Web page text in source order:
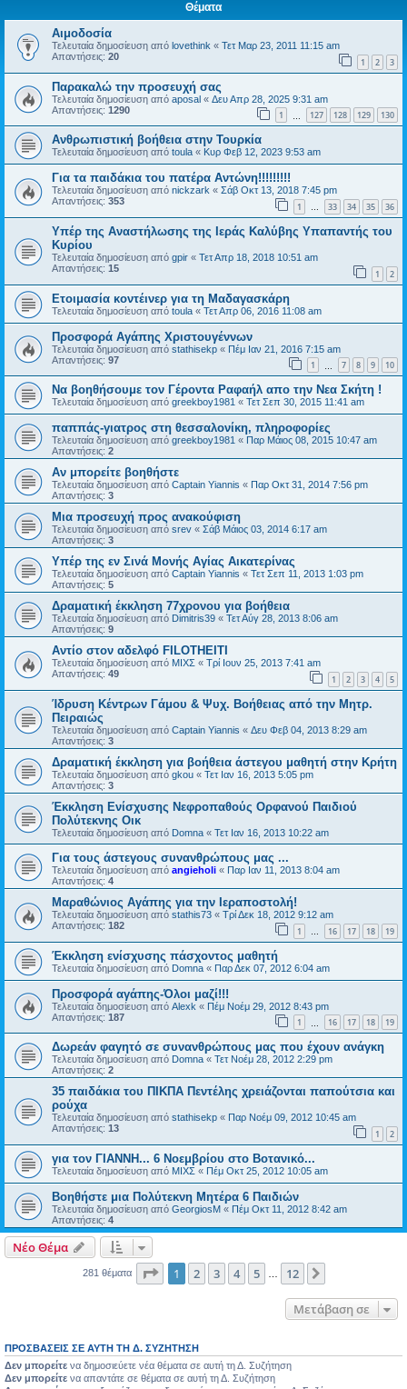
Θέματα
Αιμοδοσία
Τελευταία δημοσίευση από lovethink « Τετ Μαρ 23, 2011 11:15 am
Απαντήσεις: 20 1 2 3
Παρακαλώ την προσευχή σας
Τελευταία δημοσίευση από aposal « Δευ Απρ 28, 2025 9:31 am
Απαντήσεις: 1290 1 127 128 129 130
Ανθρωπιστική βοήθεια στην Τουρκία
Τελευταία δημοσίευση από toula « Κυρ Φεβ 12, 2023 9:53 am
Για τα παιδάκια του πατέρα Αντώνη!!!!!!!!!
Τελευταία δημοσίευση από nickzark « Σάβ Οκτ 13, 2018 7:45 pm
Απαντήσεις: 353 1 … 33 34 35 36
Υπέρ της Αναστήλωσης της Ιεράς Καλύβης Υπαπαντής του
Κυρίου
Τελευταία δημοσίευση από gpir « Τετ Απρ 18, 2018 10:51 am
Απαντήσεις: 15 1 2
Ετοιμασία κοντέινερ για τη Μαδαγασκάρη
Τελευταία δημοσίευση από toula « Τετ Απρ 06, 2016 11:08 am
Προσφορά Αγάπης Χριστουγέννων
Τελευταία δημοσίευση από stathisekp « Πέμ Ιαν 21, 2016 7:15 am
Απαντήσεις: 97 1 7 8 9 10
Να βοηθήσουμε τον Γέροντα Ραφαήλ απο την Νεα Σκήτη !
Τελευταία δημοσίευση από greekboy1981 « Τετ Σεπ 30, 2015 11:41 am
παππάς-γιατρος στη θεσσαλονίκη, πληροφορίες
Τελευταία δημοσίευση από greekboy1981 « Παρ Μάιος 08, 2015 10:47 am
Απαντήσεις: 2
Αν μπορείτε βοηθήστε
Τελευταία δημοσίευση από Captain Yiannis « Παρ Οκτ 31, 2014 7:56 pm
Απαντήσεις: 3
Μια προσευχή προς ανακούφιση
Τελευταία δημοσίευση από srev « Σάβ Μάιος 03, 2014 6:17 am
Απαντήσεις: 3
Υπέρ της εν Σινά Μονής Αγίας Αικατερίνας
Τελευταία δημοσίευση από Captain Yiannis « Τετ Σεπ 11, 2013 1:03 pm
Απαντήσεις: 5
Δραματική έκκληση 77χρονου για βοήθεια
Τελευταία δημοσίευση από Dimitris39 « Τετ Αύγ 28, 2013 8:06 am
Απαντήσεις: 9
Αντίο στον αδελφό FILOTHEITI
Τελευταία δημοσίευση από ΜΙΧΣ « Τρί Ιουν 25, 2013 7:41 am
Απαντήσεις: 49 1 2 3 4 5
Ίδρυση Κέντρων Γάμου & Ψυχ. Βοήθειας από την Μητρ.
Πειραιώς
Τελευταία δημοσίευση από Captain Yiannis « Δευ Φεβ 04, 2013 8:29 am
Απαντήσεις: 3
Δραματική έκκληση για βοήθεια άστεγου μαθητή στην Κρήτη
Τελευταία δημοσίευση από gkou « Τετ Ιαν 16, 2013 5:05 pm
Απαντήσεις: 3
Έκκληση Ενίσχυσης Νεφροπαθούς Ορφανού Παιδιού
Πολύτεκνης Οικ
Τελευταία δημοσίευση από Domna « Τετ Ιαν 16, 2013 10:22 am
Για τους άστεγους συνανθρώπους μας ...
Τελευταία δημοσίευση από angieholi « Παρ Ιαν 11, 2013 8:04 am
Απαντήσεις: 4
Μαραθώνιος Αγάπης για την Ιεραποστολή!
Τελευταία δημοσίευση από stathis73 « Τρί Δεκ 18, 2012 9:12 am
Απαντήσεις: 182 1 … 16 17 18 19
Έκκληση ενίσχυσης πάσχοντος μαθητή
Τελευταία δημοσίευση από Domna « Παρ Δεκ 07, 2012 6:04 am
Προσφορά αγάπης-Όλοι μαζί!!!
Τελευταία δημοσίευση από Alexk « Πέμ Νοέμ 29, 2012 8:43 pm
Απαντήσεις: 187 1 16 17 18 19
Δωρεάν φαγητό σε συνανθρώπους μας που έχουν ανάγκη
Τελευταία δημοσίευση από Domna « Τετ Νοέμ 28, 2012 2:29 pm
Απαντήσεις: 2
35 παιδάκια του ΠΙΚΠΑ Πεντέλης χρειάζονται παπούτσια και
ρούχα
Τελευταία δημοσίευση από stathisekp « Παρ Νοέμ 09, 2012 10:45 am
Απαντήσεις: 13 1 2
για τον ΓΙΑΝΝΗ... 6 Νοεμβρίου στο Βοτανικό...
Τελευταία δημοσίευση από ΜΙΧΣ « Πέμ Οκτ 25, 2012 10:05 am
Βοηθήστε μια Πολύτεκνη Μητέρα 6 Παιδιών
Τελευταία δημοσίευση από GeorgiosM « Πέμ Οκτ 11, 2012 8:42 am
Απαντήσεις: 4
Νέο Θέμα
281 θέματα Σελίδα από12
1 2 3 4 5 12
Μετάβαση σε
ΠΡΟΣΒΆΣΕΙΣ ΣΕ ΑΥΤΉ ΤΗ Δ. ΣΥΖΉΤΗΣΗ
Δεν μπορείτε να δημοσιεύετε νέα θέματα σε αυτή τη Δ. Συζήτηση
Δεν μπορείτε να απαντάτε σε θέματα σε αυτή τη Δ. Συζήτηση